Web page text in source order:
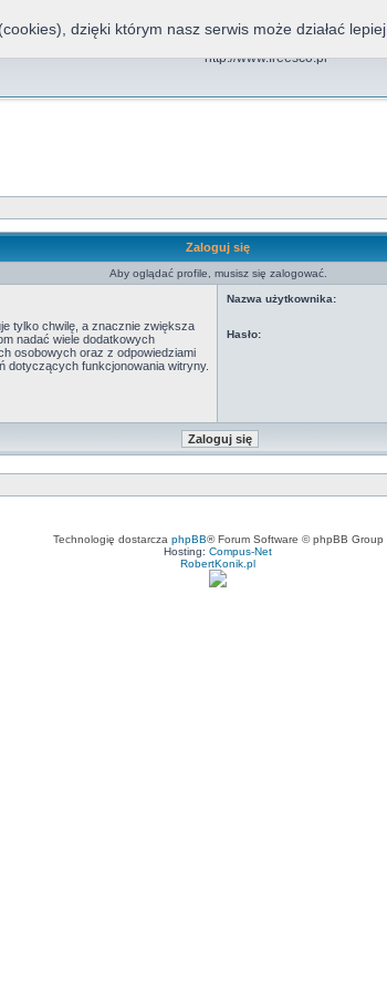
Freesco, NND, CDN, EOS
http://www.freesco.pl
Zaloguj się
Aby oglądać profile, musisz się zalogować.
tylko chwilę, a znacznie zwiększa
nadać wiele dodatkowych
osobowych oraz z odpowiedziami
dotyczących funkcjonowania witryny.
Nazwa użytkownika:
Hasło:
Technologię dostarcza phpBB® Forum Software © phpBB Group
Hosting: Compus-Net
RobertKonik.pl
dzięki którym nasz serwis może działać lepiej.